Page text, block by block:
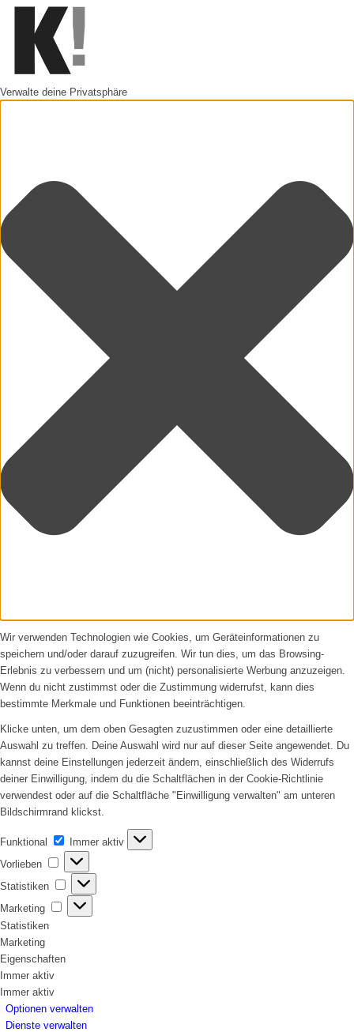
Verwalte deine Privatsphäre
Wir verwenden Technologien wie Cookies, um Geräteinformationen zu
speichern und/oder darauf zuzugreifen. Wir tun dies, um das Browsing-
Erlebnis zu verbessern und um (nicht) personalisierte Werbung anzuzeigen.
Wenn du nicht zustimmst oder die Zustimmung widerrufst, kann dies
bestimmte Merkmale und Funktionen beeinträchtigen.
Klicke unten, um dem oben Gesagten zuzustimmen oder eine detaillierte
Auswahl zu treffen. Deine Auswahl wird nur auf dieser Seite angewendet. Du
kannst deine Einstellungen jederzeit ändern, einschließlich des Widerrufs
deiner Einwilligung, indem du die Schaltflächen in der Cookie-Richtlinie
verwendest oder auf die Schaltfläche "Einwilligung verwalten" am unteren
Bildschirmrand klickst.
Funktional Funktional
Immer aktiv
Vorlieben
Vorlieben
Statistiken Statistiken
Marketing
Marketing
Statistiken
Marketing
Eigenschaften
Immer aktiv
Immer aktiv
Optionen verwalten
Dienste verwalten